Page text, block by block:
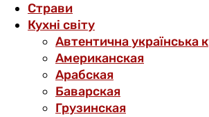
Страви
Кухні світу
Автентична українська
Американская
Арабская
Баварская
Грузинская